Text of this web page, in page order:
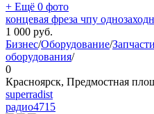
+ Ещё 0 фото
концевая фреза чпу
1 000 руб.
Бизнес/Оборудование/
оборудования/
0
Красноярск, Предмостная
superradist
радио4715